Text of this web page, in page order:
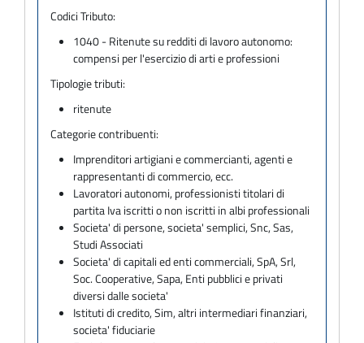
Codici Tributo:
1040 - Ritenute su redditi di lavoro autonomo:
compensi per l'esercizio di arti e professioni
Tipologie tributi:
ritenute
Categorie contribuenti:
Imprenditori artigiani e commercianti, agenti e
rappresentanti di commercio, ecc.
Lavoratori autonomi, professionisti titolari di
partita Iva iscritti o non iscritti in albi professionali
Societa' di persone, societa' semplici, Snc, Sas,
Studi Associati
Societa' di capitali ed enti commerciali, SpA, Srl,
Soc. Cooperative, Sapa, Enti pubblici e privati
diversi dalle societa'
Istituti di credito, Sim, altri intermediari finanziari,
societa' fiduciarie